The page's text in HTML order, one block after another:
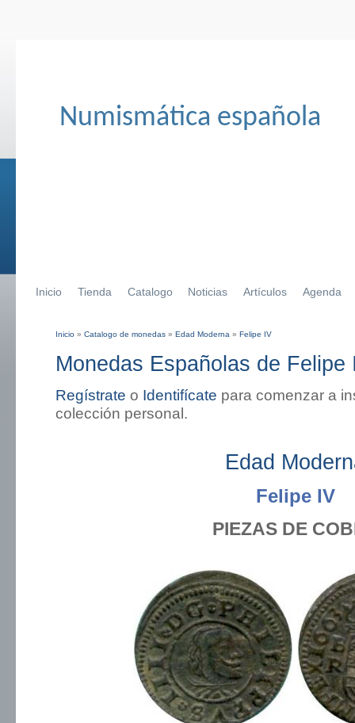
Numismática española
Inicio Tienda Catalogo Noticias Artículos Agenda
Inicio » Catalogo de monedas » Edad Moderna » Felipe IV
Monedas Españolas de Felipe
Regístrate o Identifícate para comenzar a
colección personal.
Edad
Felipe IV
PIEZAS DE